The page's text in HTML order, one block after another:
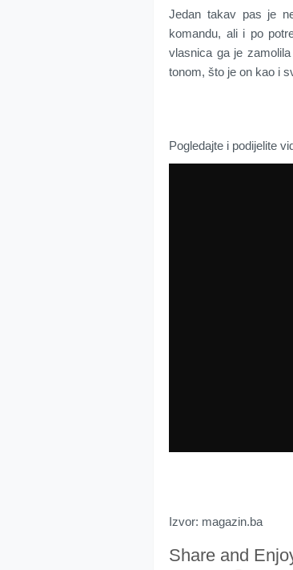
Jedan takav pas je
komandu, ali i po
vlasnica ga je
tonom, što je on kao i
Pogledajte i podijelite
Izvor: magazin.ba
Share and